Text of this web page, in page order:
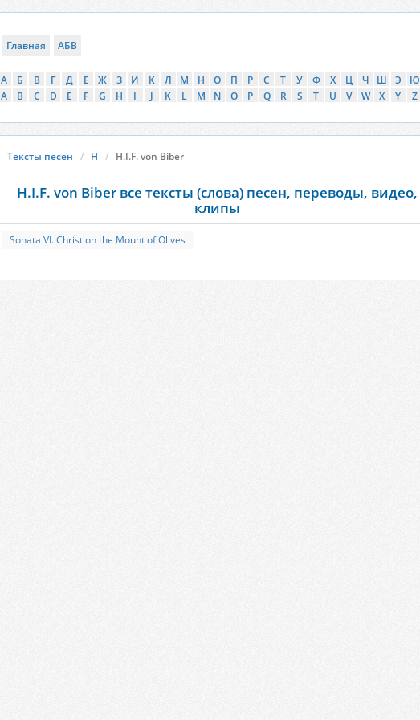
Главная АБВ
А Б В Г Д Е Ж З И К Л М Н О П Р С Т У Ф Х Ц Ч Ш Э Ю
A
B C D E F G H I J K L M N O P Q R S T U V W X Y Z
Тексты песен H H.I.F. von Biber
H.I.F. von Biber все тексты (слова) песен, переводы, видео,
клипы
Sonata VI. Christ on the Mount of Olives